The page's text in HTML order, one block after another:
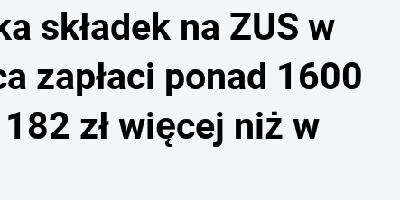
składek na ZUS w
zapłaci ponad 1600
zł więcej niż w